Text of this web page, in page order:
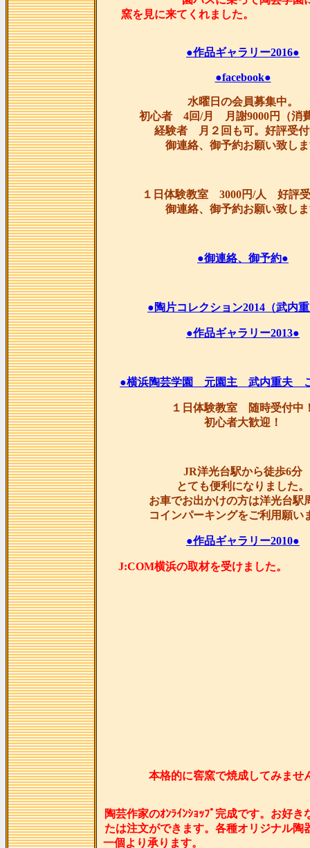
窯を見に来てくれま
●作品ギャラリー2016●
●facebook●
水曜日の会員募集中。
初心者 4回/月 月謝9000円（消
経験者 月２回も可。好評受
御連絡、御予約お願い致し
１日体験教室 3000円/人 好評
御連絡、御予約お願い致し
●御連絡、御予約●
●陶片コレクション2014（武内
●作品ギャラリー2013●
●横浜陶芸学園 元園主 武内重夫
１日体験教室 随時受付中
初心者大歓迎！
JR洋光台駅から徒歩6分
とても便利になりました。
お車でお出かけの方は洋光台駅
コインパーキングをご利用願い
●作品ギャラリー2010●
J:COM横浜の取材を受け
本格的に窖窯で焼成してみませ
陶芸作家のｵﾝﾗｲﾝｼｮｯﾌﾟ完成です。お好き
たは注文ができます。各種オリジナル陶
一個より承りま